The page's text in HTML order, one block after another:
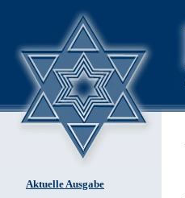
Aktuelle Ausgabe